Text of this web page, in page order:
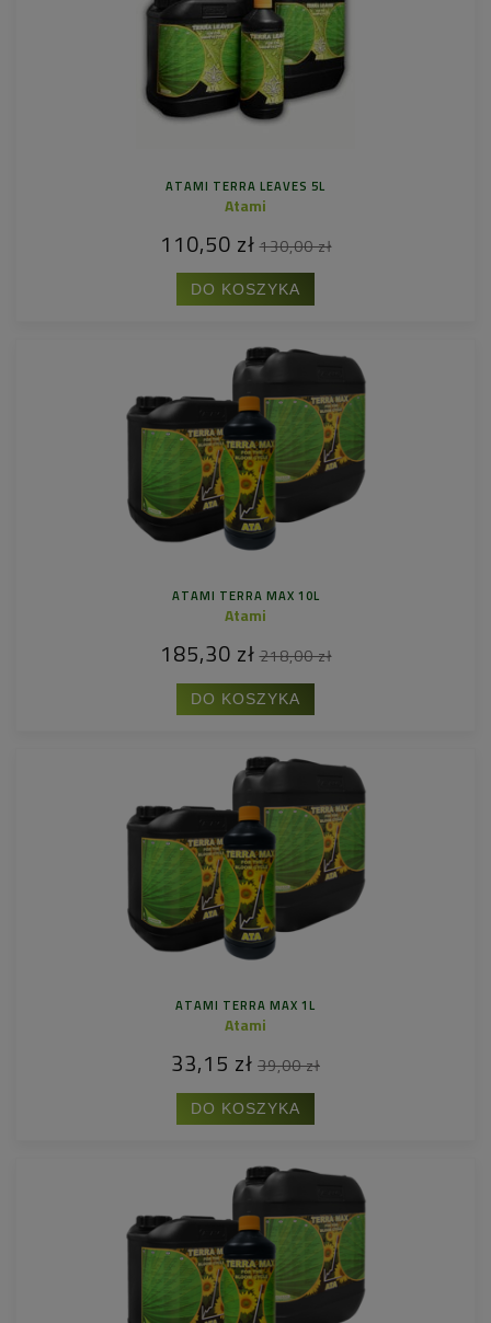
ATAMI TERRA LEAVES 5L
Atami
110,50 zł 130,00 zł
DO KOSZYKA
ATAMI TERRA MAX 10L
Atami
185,30 zł 218,00 zł
DO KOSZYKA
ATAMI TERRA MAX 1L
Atami
33,15 zł 39,00 zł
DO KOSZYKA